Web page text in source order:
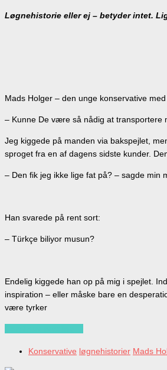
Løgnehistorie eller ej – betyder intet.
Mads Holger – den unge konservative
– Kunne De være så nådig at transportere
Jeg kiggede på manden via bakspejlet,
sproget fra en af dagens sidste kunder.
– Den fik jeg ikke lige fat på? – sagde
Han svarede på rent sort:
– Türkçe biliyor musun?
Endelig kiggede han op på mig i spejlet.
inspiration – eller måske bare en
være tyrker
Konservative løgnehistorier Mads